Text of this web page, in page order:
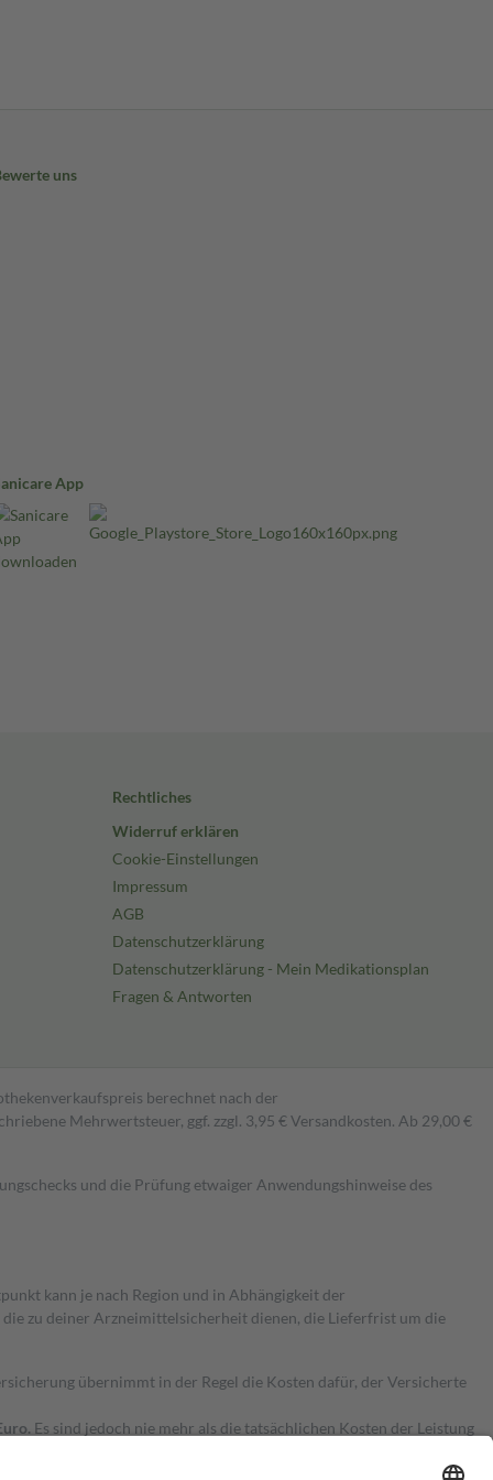
uns
App
Rechtliches
Widerruf erklären
Cookie-Einstellungen
Impressum
AGB
Datenschutzerklärung
Datenschutzerklärung - Mein Medikationsplan
Fragen & Antworten
berechnet nach der
Mehrwertsteuer, ggf. zzgl. 3,95 € Versandkosten. Ab 29,00 €
und die Prüfung etwaiger Anwendungshinweise des
kann je nach Region und in Abhängigkeit der
zu deiner Arzneimittelsicherheit dienen, die Lieferfrist um die
übernimmt in der Regel die Kosten dafür, der Versicherte
Es sind jedoch nie mehr als die tatsächlichen Kosten der Leistung